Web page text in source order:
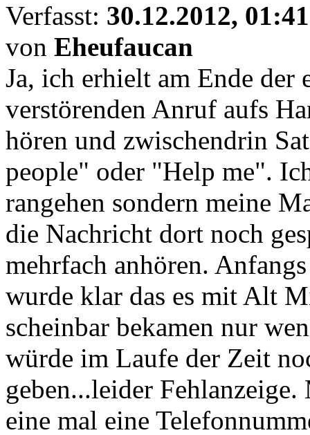
Verfasst: 30.12.2012, 01:41
von Eheufaucan
Ja, ich erhielt am Ende der
verstörenden Anruf aufs
hören und zwischendrin
people" oder "Help me".
rangehen sondern meine
die Nachricht dort noch
mehrfach anhören.
wurde klar das es mit Alt
scheinbar bekamen nur
würde im Laufe der Zeit
geben...leider
eine mal eine